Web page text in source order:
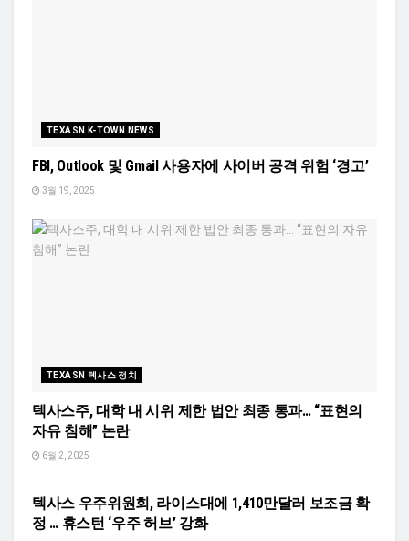
TEXASN K-TOWN NEWS
FBI, Outlook 및 Gmail 사용자에 사이버 공격 위험 ‘경고’
3월 19, 2025
TEXASN 텍사스 정치
텍사스주, 대학 내 시위 제한 법안 최종 통과… “표현의
자유 침해” 논란
6월 2, 2025
텍사스 우주위원회, 라이스대에 1,410만달러 보조금 확
정 … 휴스턴 ‘우주 허브’ 강화